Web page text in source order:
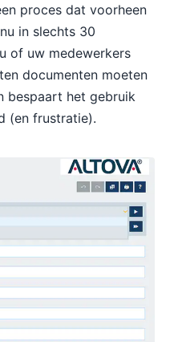
proces dat voorheen
in slechts 30
of uw medewerkers
documenten moeten
bespaart het gebruik
(en frustratie).